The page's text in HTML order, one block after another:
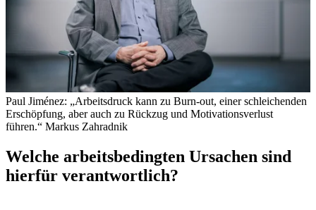
Paul Jiménez: „Arbeitsdruck kann zu Burn-out, einer schleichenden
Erschöpfung, aber auch zu Rückzug und Motivationsverlust
führen.“ Markus Zahradnik
Welche arbeitsbedingten Ursachen sind
hierfür verantwortlich?